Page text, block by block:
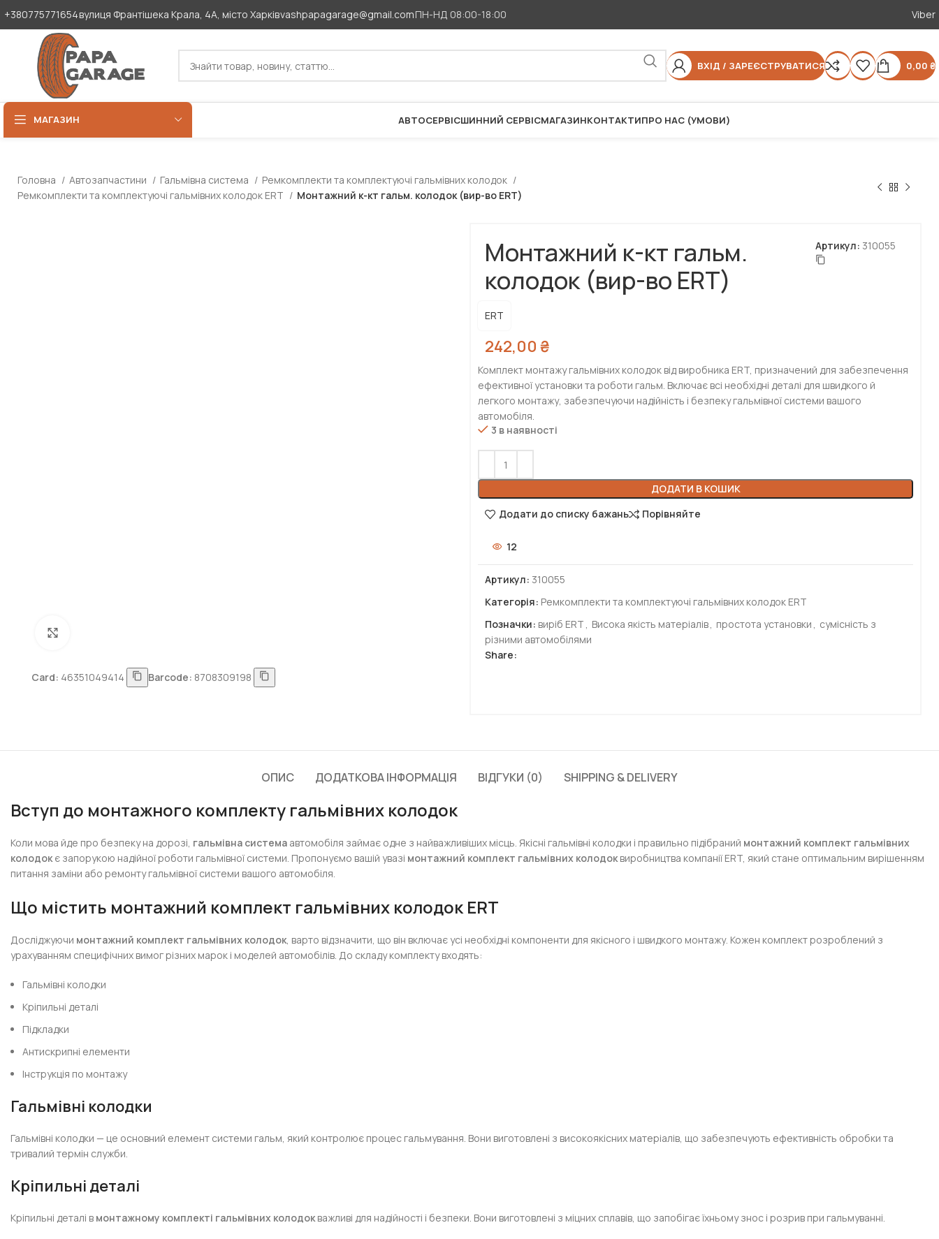
+380775771654вулиця Франтішека Крала, 4А, місто Харківvashpapagarage@gmail.comПН-НД 08:00-18:00 Viber
ВХІД / ЗАРЕЄСТРУВАТИСЯ 0,00 ₴
МАГАЗИН АВТОСЕРВІСШИННИЙ СЕРВІСМАГАЗИНКОНТАКТИПРО НАС (УМОВИ)
Головна Автозапчастини Гальмівна система
Ремкомплекти та комплектуючі гальмівних колодок
Ремкомплекти та комплектуючі гальмівних колодок ERT
Монтажний к-кт гальм. колодок (вир-во ERT)
Card: 46351049414 Barcode: 8708309198
Монтажний к-кт гальм.
колодок (вир-во ERT)
Артикул: 310055
ERT
242,00 ₴
Комплект монтажу гальмівних колодок від виробника ERT, призначений для забезпечення
ефективної установки та роботи гальм. Включає всі необхідні деталі для швидкого й
легкого монтажу, забезпечуючи надійність і безпеку гальмівної системи вашого
автомобіля.
3 в наявності
ДОДАТИ В КОШИК
Додати до списку бажань
Порівняйте
12
Артикул: 310055
Категорія: Ремкомплекти та комплектуючі гальмівних колодок ERT
Позначки: виріб ERT , Висока якість матеріалів, простота установки , сумісність з
різними автомобілями
Share:
ОПИС ДОДАТКОВА ІНФОРМАЦІЯ ВІДГУКИ (0) SHIPPING & DELIVERY
Вступ до монтажного комплекту гальмівних колодок
Коли мова йде про безпеку на дорозі, гальмівна система автомобіля займає одне з найважливіших місць. Якісні гальмівні колодки і правильно підібраний монтажний комплект гальмівних
колодокє запорукою надійної роботи гальмівної системи. Пропонуємо вашій увазі монтажний комплект гальмівних колодоквиробництва компанії ERT, який стане оптимальним вирішенням
питання заміни або ремонту гальмівної системи вашого автомобіля.
Що містить монтажний комплект гальмівних колодок ERT
Досліджуючи монтажний комплект гальмівних колодок, варто відзначити, що він включає усі необхідні компоненти для якісного і швидкого монтажу. Кожен комплект розроблений з
урахуванням специфічних вимог різних марок і моделей автомобілів. До складу комплекту входять:
Гальмівні колодки
Кріпильні деталі
Підкладки
Антискрипні елементи
Інструкція по монтажу
Гальмівні колодки
Гальмівні колодки — це основний елемент системи гальм, який контролює процес гальмування. Вони виготовлені з високоякісних матеріалів, що забезпечують ефективність обробки та
тривалий термін служби.
Кріпильні деталі
Кріпильні деталі в монтажному комплекті гальмівних колодокважливі для надійності і безпеки. Вони виготовлені з міцних сплавів, що запобігає їхньому знос і розрив при гальмуванні.